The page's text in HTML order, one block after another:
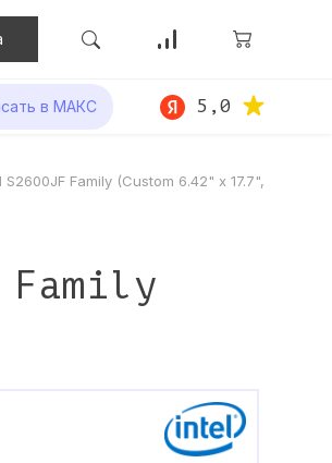
в МАКС 5,0
Family (Custom 6.42" x 17.7",
Family